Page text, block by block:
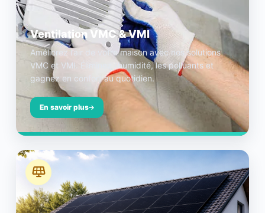
Ventilation VMC & VMI
Améliorez l’air de votre maison avec nos solutions
VMC et VMI. Éliminez l’humidité, les polluants et
gagnez en confort au quotidien.
En savoir plus